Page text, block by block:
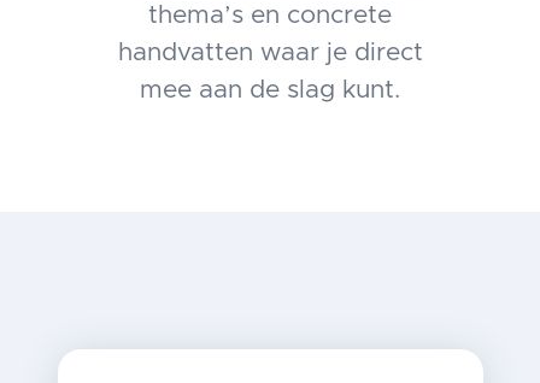
thema’s en concrete
handvatten waar je direct
mee aan de slag kunt.